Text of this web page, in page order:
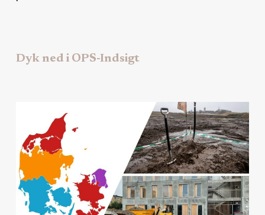
Dyk ned i OPS-Indsigt